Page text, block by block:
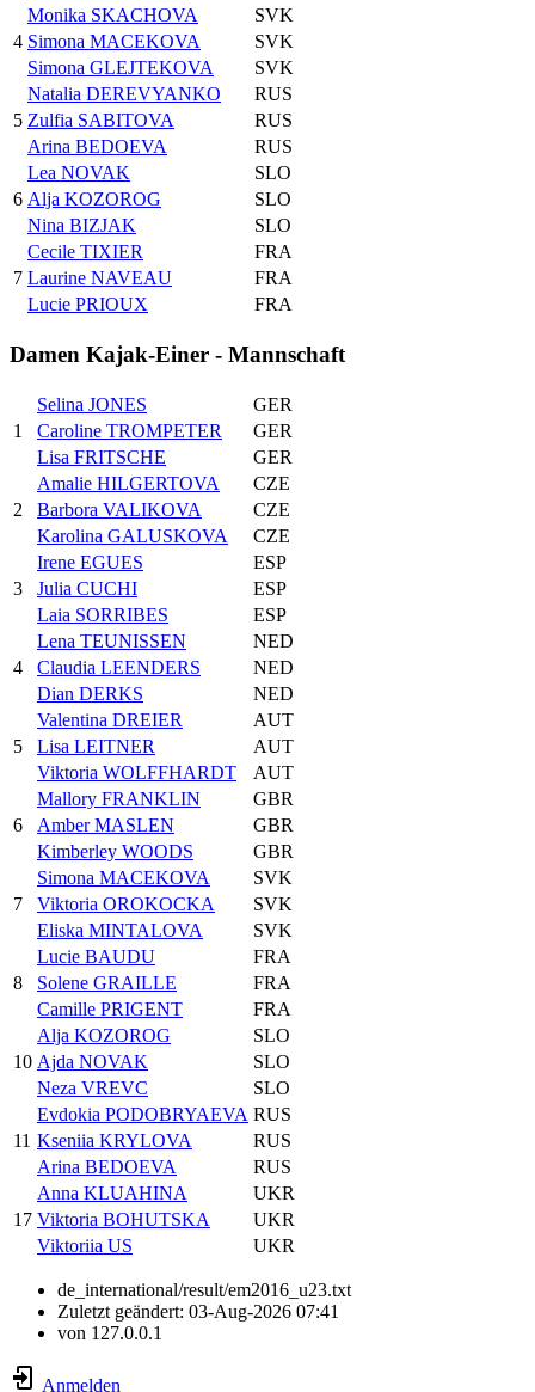
4
Monika SKACHOVA
SVK
Simona MACEKOVA
SVK
Simona GLEJTEKOVA
SVK
5
Natalia DEREVYANKO
RUS
Zulfia SABITOVA
RUS
Arina BEDOEVA
RUS
6
Lea NOVAK
SLO
Alja KOZOROG
SLO
Nina BIZJAK
SLO
7
Cecile TIXIER
FRA
Laurine NAVEAU
FRA
Lucie PRIOUX
FRA
Damen Kajak-Einer - Mannschaft
1
Selina JONES
GER
Caroline TROMPETER
GER
Lisa FRITSCHE
GER
2
Amalie HILGERTOVA
CZE
Barbora VALIKOVA
CZE
Karolina GALUSKOVA
CZE
3
Irene EGUES
ESP
Julia CUCHI
ESP
Laia SORRIBES
ESP
4
Lena TEUNISSEN
NED
Claudia LEENDERS
NED
Dian DERKS
NED
5
Valentina DREIER
AUT
Lisa LEITNER
AUT
Viktoria WOLFFHARDT
AUT
6
Mallory FRANKLIN
GBR
Amber MASLEN
GBR
Kimberley WOODS
GBR
7
Simona MACEKOVA
SVK
Viktoria OROKOCKA
SVK
Eliska MINTALOVA
SVK
8
Lucie BAUDU
FRA
Solene GRAILLE
FRA
Camille PRIGENT
FRA
10
Alja KOZOROG
SLO
Ajda NOVAK
SLO
Neza VREVC
SLO
11
Evdokia PODOBRYAEVA RUS
Kseniia KRYLOVA
RUS
Arina BEDOEVA
RUS
17
Anna KLUAHINA
UKR
Viktoria BOHUTSKA
UKR
Viktoriia US
UKR
de_international/result/em2016_u23.txt
Zuletzt geändert: 03-Aug-2026 07:41
von 127.0.0.1
Anmelden